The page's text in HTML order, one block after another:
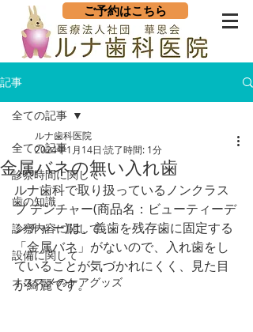
ご予約はこちら
記事
全ての記事
診察時間に関して
歯の知識
診察内容に関して
設備に関して
オススメのケアグッズ
全ての記事
金属バネの無い入れ歯
ルナ歯科医院
2024年1月14日 読了時間: 1分
ルナ歯科で取り扱っているノンクラス
プ デンチャー(商品名：ビューティーデ
ンチャー)は、義歯を残存歯に固定する
「金属バネ」がないので、入れ歯をし
ていることが気づかれにくく、見た目
が綺麗です。